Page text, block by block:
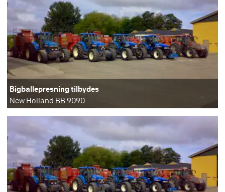
Bigballepresning tilbydes
New Holland BB 9090